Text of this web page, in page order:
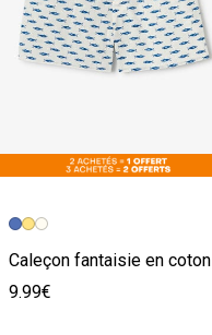
Caleçon fantaisie en coton
9.99€